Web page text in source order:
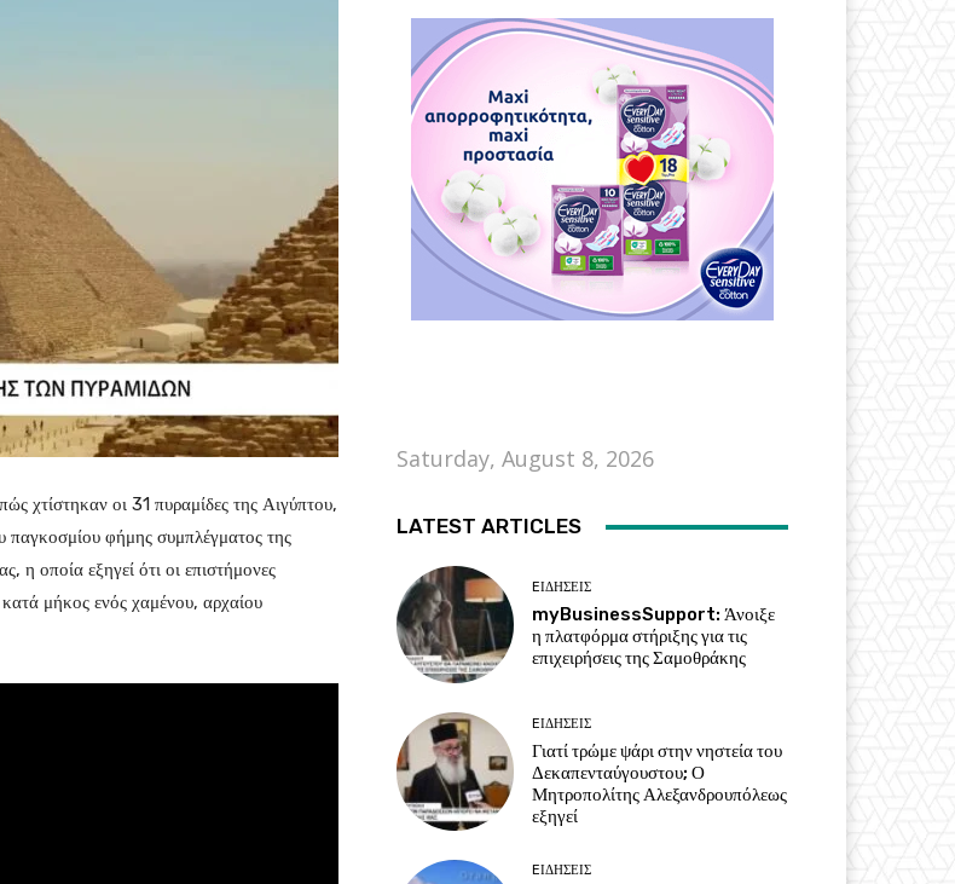
χτίστηκαν οι 31 πυραμίδες της Αιγύπτου,
παγκοσμίου φήμης συμπλέγματος της
η οποία εξηγεί ότι οι επιστήμονες
μήκος ενός χαμένου, αρχαίου
Saturday, August 8, 2026
LATEST ARTICLES
EΙΔΗΣΕΙΣ
myBusinessSupport: Άνοιξε
η πλατφόρμα στήριξης για τις
επιχειρήσεις της Σαμοθράκης
EΙΔΗΣΕΙΣ
Γιατί τρώμε ψάρι στην νηστεία του
Δεκαπενταύγουστου; Ο
Μητροπολίτης Αλεξανδρουπόλεως
εξηγεί
EΙΔΗΣΕΙΣ